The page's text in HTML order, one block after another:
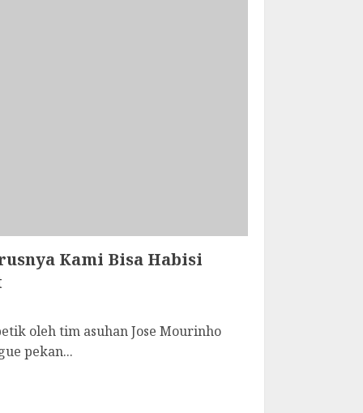
Kami Bisa Habisi
oleh tim asuhan Jose Mourinho
pekan...